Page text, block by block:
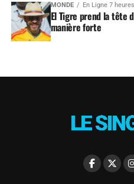
MONDE En Ligne 7 heures
El Tigre prend la tête
manière forte